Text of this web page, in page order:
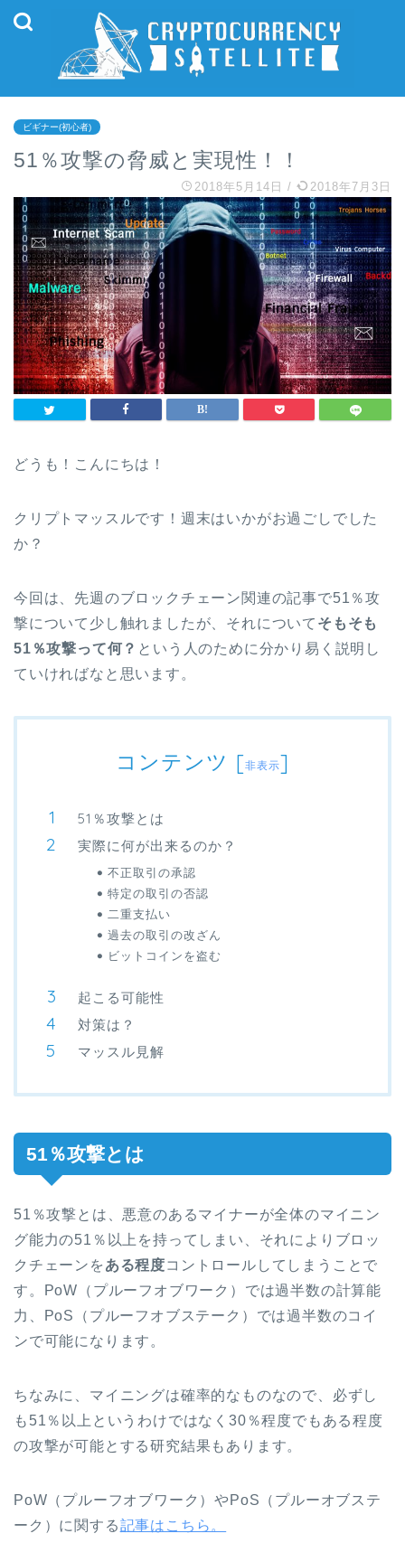
ビギナー(初心者)
51％攻撃の脅威と実現性！！
2018年5月14日 / 2018年7月3日
どうも！こんにちは！
クリプトマッスルです！週末はいかがお過ごしでした
か？
今回は、先週のブロックチェーン関連の記事で51％攻
撃について少し触れましたが、それについて そもそも
51％攻撃って何？ という人のために分かり易く説明し
ていければなと思います。
コンテンツ [非表示]
51％攻撃とは
実際に何が出来るのか？
不正取引の承認
特定の取引の否認
二重支払い
過去の取引の改ざん
ビットコインを盗む
起こる可能性
対策は？
マッスル見解
51％攻撃とは
51％攻撃とは、悪意のあるマイナーが全体のマイニン
グ能力の51％以上を持ってしまい、それによりブロッ
クチェーンを ある程度コントロールしてしまうことで
す。PoW（プルーフオブワーク）では過半数の計算能
力、PoS（プルーフオブステーク）では過半数のコイ
ンで可能になります。
ちなみに、マイニングは確率的なものなので、必ずし
も51％以上というわけではなく30％程度でもある程度
の攻撃が可能とする研究結果もあります。
PoW（プルーフオブワーク）やPoS（プルーオブステ
ーク）に関する記事はこちら。